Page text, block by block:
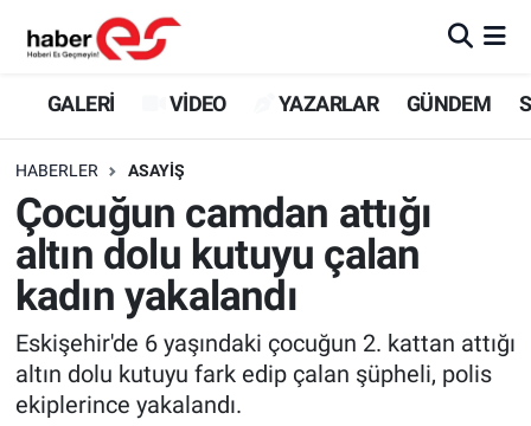
GALERİ VİDEO YAZARLAR GÜNDEM
HABERLER ASAYİŞ
Çocuğun camdan attığı
altın dolu kutuyu çalan
kadın yakalandı
Eskişehir'de 6 yaşındaki çocuğun 2. kattan attığı
altın dolu kutuyu fark edip çalan şüpheli, polis
ekiplerince yakalandı.
GALERİ
YAZARLAR
GÜNDEM
SİYASET
TEKNOLOJİ
Eskişehir Nöbetçi Eczaneler
Eskişehir Trafik Yoğunluk Haritası
Süper Lig Puan Durumu ve Fikstür
Tüm Manşetler
Son Dakika Haberleri